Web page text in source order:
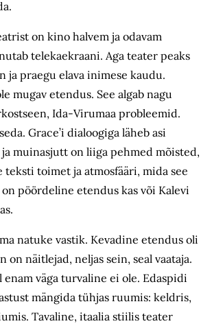
on kino halvem ja odavam
telekaekraani. Aga teater peaks
ja praegu elava inimese kaudu.
mugav etendus. See algab nagu
Ida-Virumaa probleemid.
Grace’i dialoogiga läheb asi
muinasjutt on liiga pehmed mõisted,
teksti toimet ja atmosfääri, mida see
pöördeline etendus kas või Kalevi
natuke vastik. Kevadine etendus oli
on näitlejad, neljas sein, seal vaataja.
enam väga turvaline ei ole. Edaspidi
mängida tühjas ruumis: keldris,
Tavaline, itaalia stiilis teater